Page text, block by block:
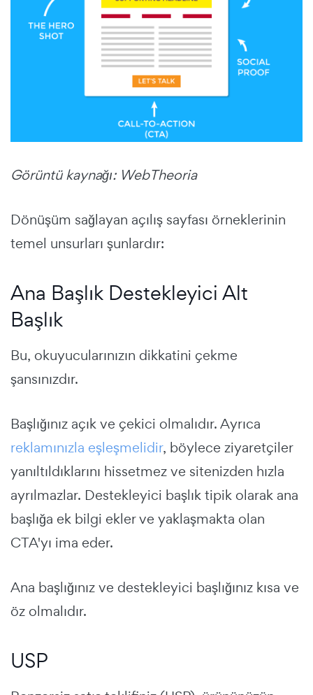
Görüntü kaynağı: WebTheoria
Dönüşüm sağlayan açılış sayfası örneklerinin
temel unsurları şunlardır:
Ana Başlık Destekleyici Alt
Başlık
Bu, okuyucularınızın dikkatini çekme
şansınızdır.
Başlığınız açık ve çekici olmalıdır. Ayrıca
reklamınızla eşleşmelidir, böylece ziyaretçiler
yanıltıldıklarını hissetmez ve sitenizden hızla
ayrılmazlar. Destekleyici başlıktipik olarak ana
başlığa ek bilgi ekler ve yaklaşmakta olan
CTA'yı ima eder.
Ana başlığınız ve destekleyici başlığınız kısa ve
öz olmalıdır.
USP